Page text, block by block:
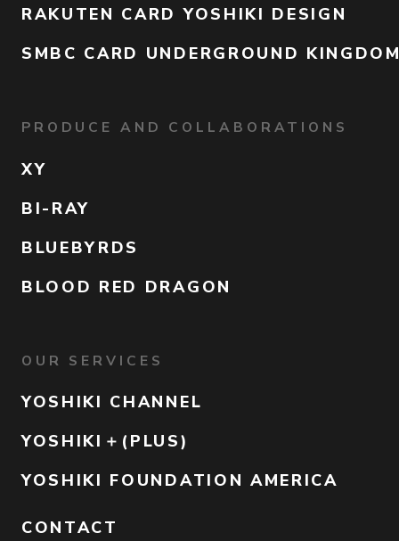
RAKUTEN CARD YOSHIKI DESIGN
SMBC CARD UNDERGROUND
PRODUCE AND COLLABORATIONS
XY
BI-RAY
BLUEBYRDS
BLOOD RED DRAGON
OUR SERVICES
YOSHIKI CHANNEL
YOSHIKI＋(PLUS)
YOSHIKI FOUNDATION AMERICA
CONTACT